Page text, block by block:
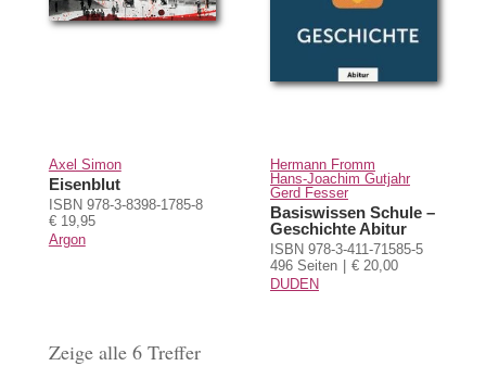
Axel Simon
Eisenblut
ISBN 978-3-8398-1785-8
€ 19,95
Argon
Hermann Fromm
Hans-Joachim Gutjahr
Gerd Fesser
Basiswissen Schule –
Geschichte Abitur
ISBN 978-3-411-71585-5
496 Seiten
€ 20,00
DUDEN
Zeige alle 6 Treffer